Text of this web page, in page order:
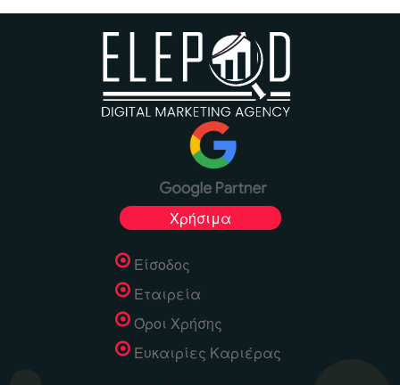
Χρήσιμα
Είσοδος
Εταιρεία
Όροι Χρήσης
Ευκαιρίες Καριέρας